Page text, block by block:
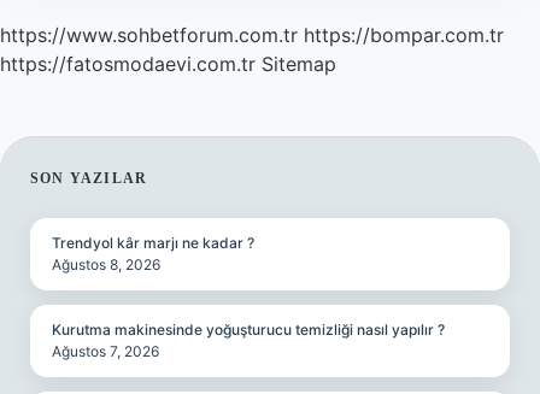
https://www.sohbetforum.com.tr https://bompar.com.tr
https://fatosmodaevi.com.tr Sitemap
SIDEBAR
SON YAZILAR
Trendyol kâr marjı ne kadar ?
Ağustos 8, 2026
Kurutma makinesinde yoğuşturucu temizliği nasıl yapılır ?
Ağustos 7, 2026